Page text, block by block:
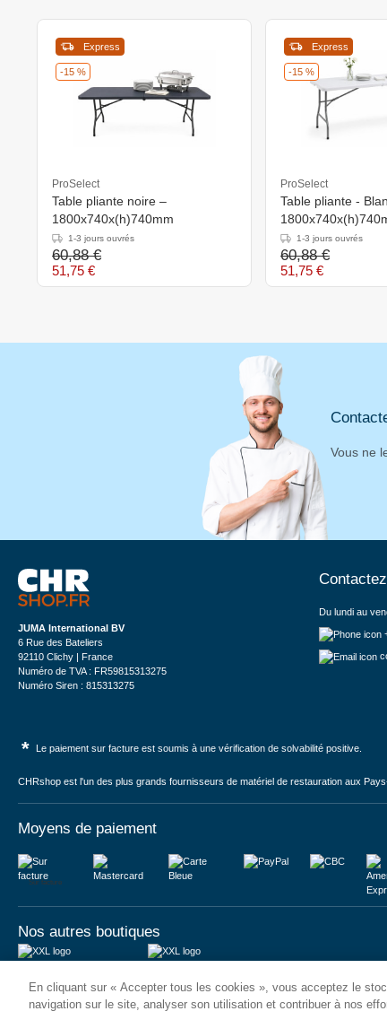
-15 %
Express
ProSelect
Table pliante noire –
1800x740x(h)740mm
1-3 jours ouvrés
60,88 €
51,75 €
-15 %
Express
ProSelect
Table pliante -
1-3 jours ouvrés
60,88 €
51,75 €
Vous ne
JUMA International BV
6 Rue des Bateliers
92110 Clichy | France
Numéro de TVA : FR59815313275
Numéro Siren : 815313275
Du lundi au
* Le paiement sur facture est soumis à une vérification de solvabilité positive.
CHRshop est l'un des plus grands fournisseurs de matériel de restauration aux
Moyens de paiement
Sur facture
Nos autres boutiques
Königsborner Straße 26a
39175 Biederitz | Deutschland
Vrijheidweg 34
1521RR Wormerveer | Nederland
En cliquant sur « Accepter tous les cookies », vous acceptez le
navigation sur le site, analyser son utilisation et contribuer à nos